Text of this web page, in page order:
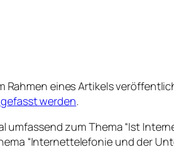
Rahmen eines Artikels
werden.
zum Thema “Ist
“Internettelefonie und der